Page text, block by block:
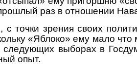
раз в отношении
точки зрения своих
«Яблоко» ему мало
следующих выборах в
опыт.